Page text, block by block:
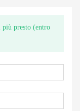
presto (entro